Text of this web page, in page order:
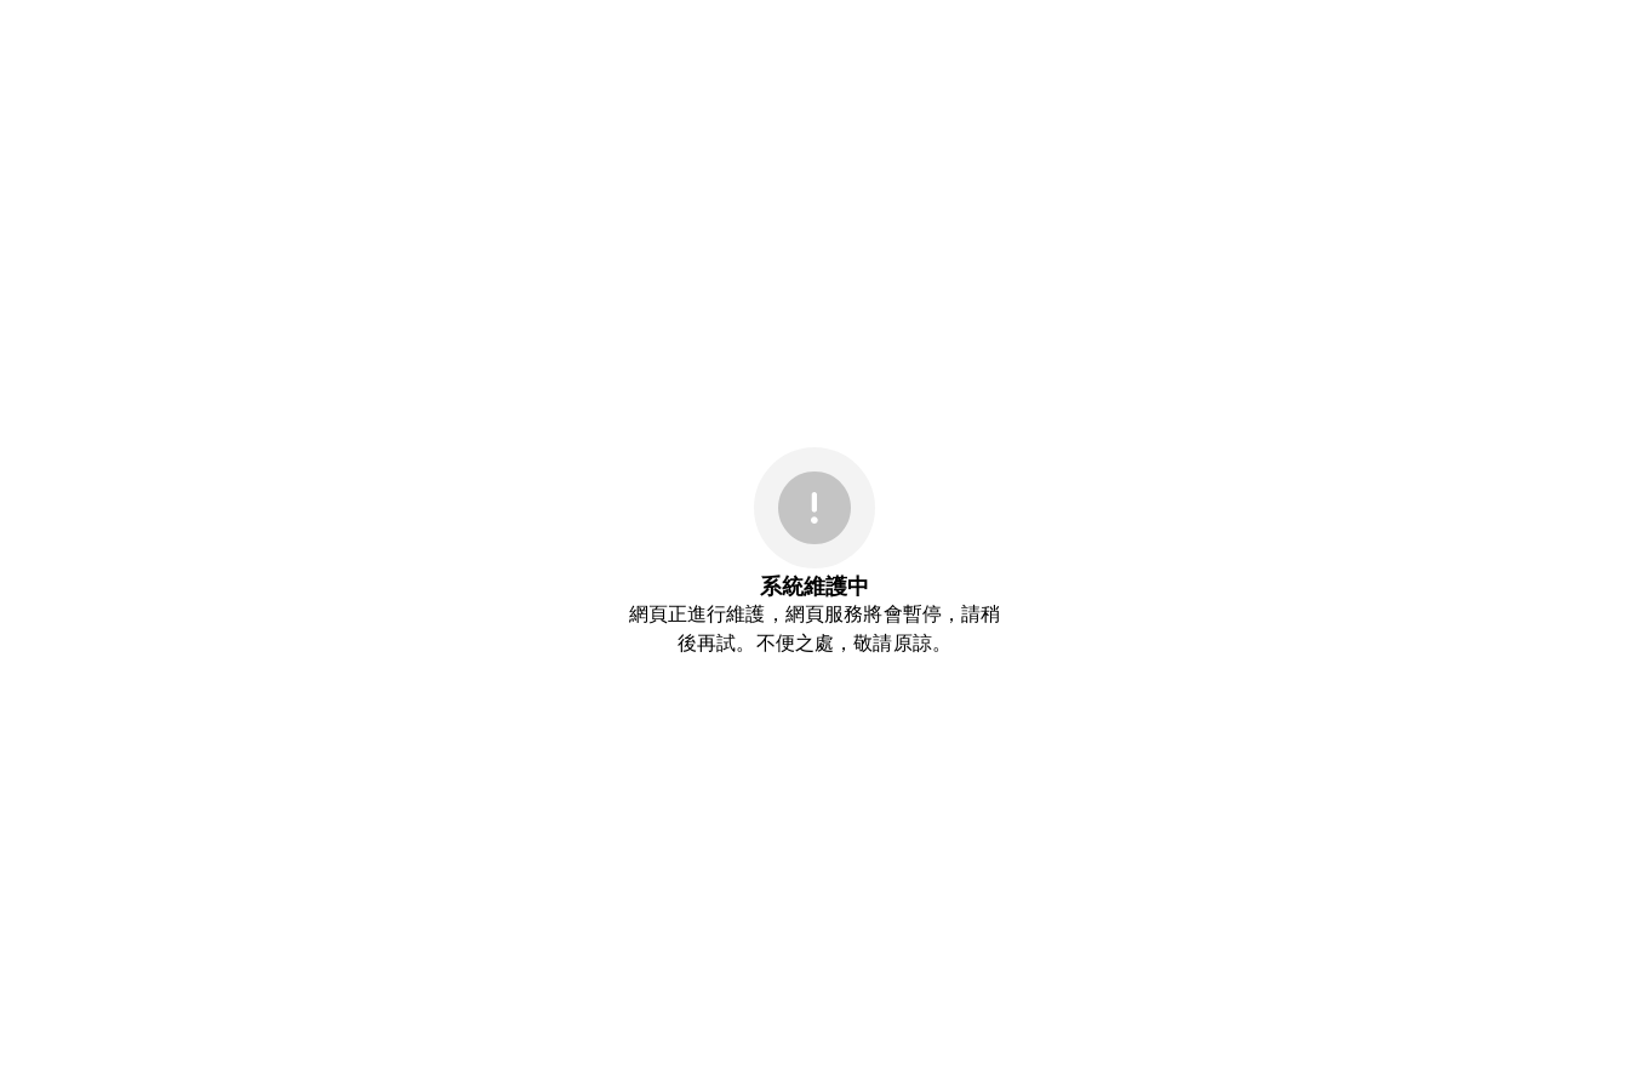
系統維護中
網頁正進行維護，網頁服務將會暫停，請稍
後再試。不便之處，敬請原諒。